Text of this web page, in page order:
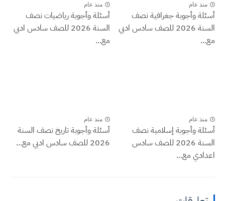
منذ عام
أسئلة وأجوبة جغرافية نصف
السنة 2026 للصف سادس ادبي
مع...
منذ عام
أسئلة وأجوبة رياضيات نصف
السنة 2026 للصف سادس ادبي
مع...
منذ عام
أسئلة وأجوبة إسلامية نصف
السنة 2026 للصف سادس
اعدادي مع...
منذ عام
أسئلة وأجوبة تاريخ نصف السنة
2026 للصف سادس ادبي مع...